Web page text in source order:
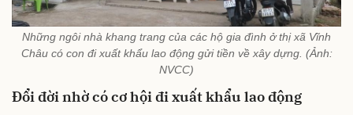
Những ngôi nhà khang trang của các hộ gia đình ở thị xã Vĩnh
Châu có con đi xuất khẩu lao động gửi tiền về xây dựng. (Ảnh:
NVCC)
Đổi đời nhờ có cơ hội đi xuất khẩu lao động